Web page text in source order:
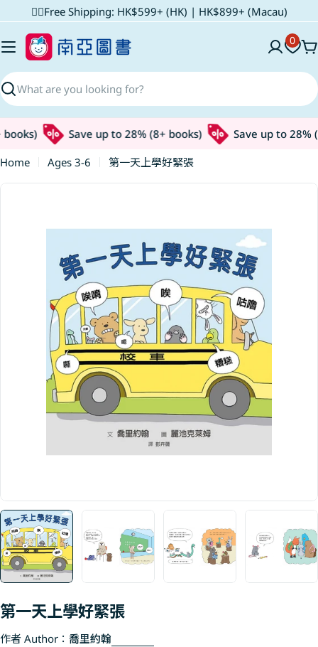
to
content
✌🏼Free Shipping: HK$599+ (HK) | HK$899+ (Macau)
Search
0
Save up to 28% (8+ books)
Save up to 28%
Home
Ages 3-6
第一天上學好緊張
Skip
Open media 0 in modal
第一天上學好緊張
作者 Author： 喬里約翰